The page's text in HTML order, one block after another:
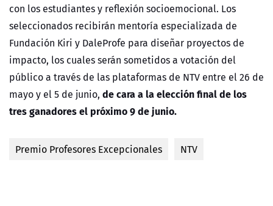
con los estudiantes y reflexión socioemocional. Los
seleccionados recibirán mentoría especializada de
Fundación Kiri y DaleProfe para diseñar proyectos de
impacto, los cuales serán sometidos a votación del
público a través de las plataformas de NTV entre el 26 de
mayo y el 5 de junio, de cara a la elección final de los
tres ganadores el próximo 9 de junio.
Premio Profesores Excepcionales NTV